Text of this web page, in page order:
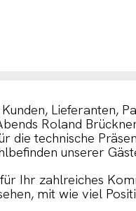
Lieferanten,
Roland
die technische
unserer
Ihr zahlreiches
mit wie viel